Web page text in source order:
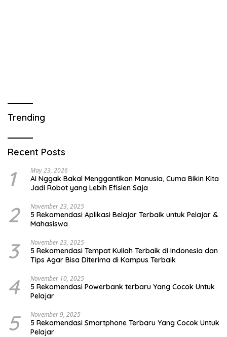
Trending
Recent Posts
1 May 23, 2026
AI Nggak Bakal Menggantikan Manusia, Cuma Bikin Kita
Jadi Robot yang Lebih Efisien Saja
2 November 23, 2025
5 Rekomendasi Aplikasi Belajar Terbaik untuk Pelajar &
Mahasiswa
3 November 23, 2025
5 Rekomendasi Tempat Kuliah Terbaik di Indonesia dan
Tips Agar Bisa Diterima di Kampus Terbaik
4 November 10, 2025
5 Rekomendasi Powerbank terbaru Yang Cocok Untuk
Pelajar
5 November 9, 2025
5 Rekomendasi Smartphone Terbaru Yang Cocok Untuk
Pelajar